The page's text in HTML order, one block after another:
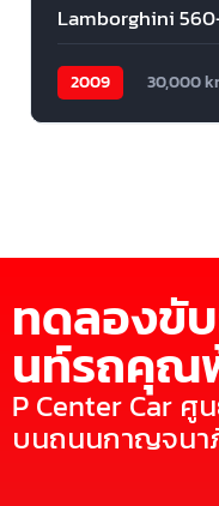
Lamborghini
2009 30,000
ทดลองขั
นท์รถคุณ
P Center Car
บนถนนกาญจนา